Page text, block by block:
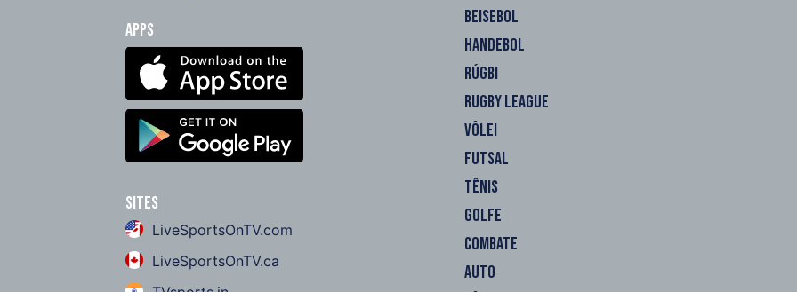
Apps
Sites
LiveSportsOnTV.com
LiveSportsOnTV.ca
BEISEBOL
HANDEBOL
RÚGBI
RUGBY LEAGUE
VÔLEI
FUTSAL
TÊNIS
GOLFE
COMBATE
AUTO